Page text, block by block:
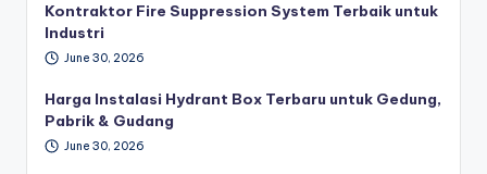
Kontraktor Fire Suppression System Terbaik untuk
Industri
June 30, 2026
Harga Instalasi Hydrant Box Terbaru untuk Gedung,
Pabrik & Gudang
June 30, 2026